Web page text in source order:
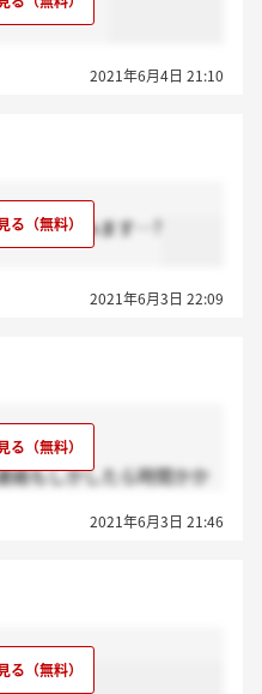
2021年6月4日 21:10
に待ってみます…?
2021年6月3日 22:09
絡もしかしたら時間かか
2021年6月3日 21:46
？？